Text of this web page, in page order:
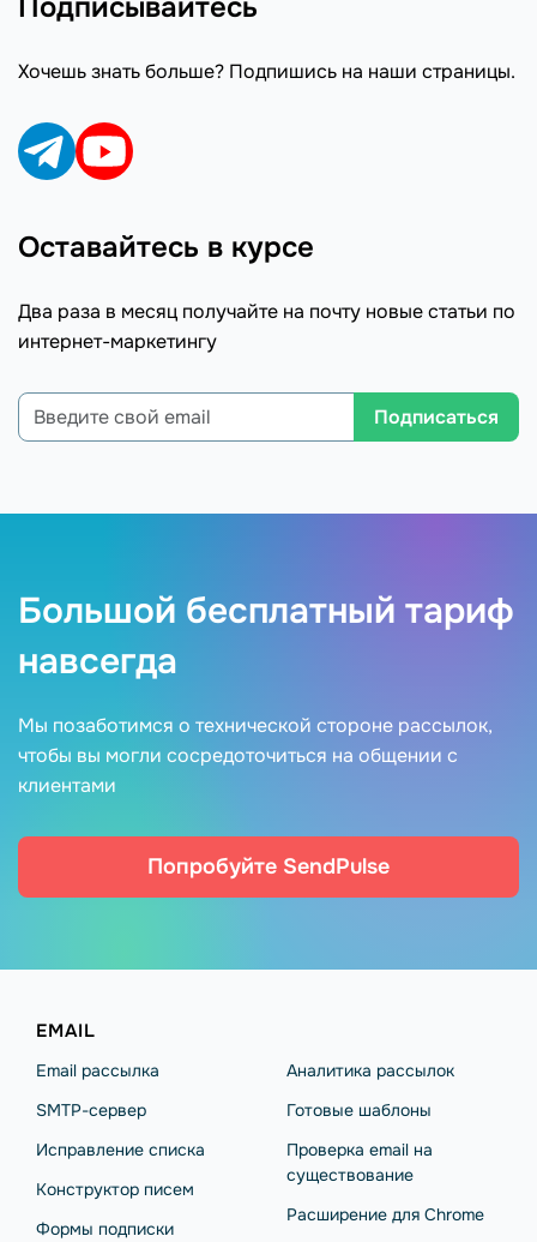
Подписывайтесь
Хочешь знать больше? Подпишись на наши страницы.
Оставайтесь в курсе
Два раза в месяц получайте на почту новые статьи по
интернет-маркетингу
Подписаться
Большой бесплатный тариф
навсегда
Мы позаботимся о технической стороне рассылок,
чтобы вы могли сосредоточиться на общении с
клиентами
Попробуйте SendPulse
EMAIL
Email рассылка
SMTP-сервер
Исправление списка
Конструктор писем
Формы подписки
Аналитика рассылок
Готовые шаблоны
Проверка email на
существование
Расширение для Chrome